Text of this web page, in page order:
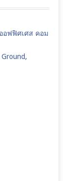
อฟฟิศเศส คอม